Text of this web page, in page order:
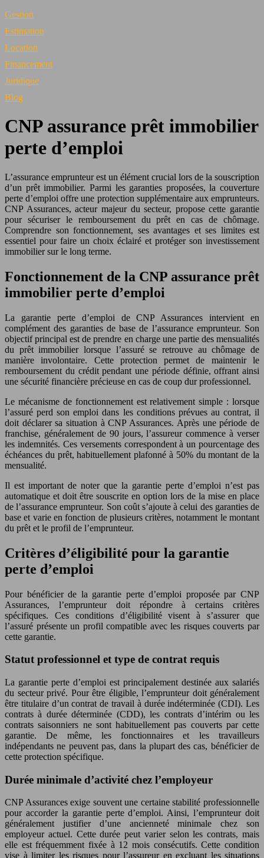
Gestion
Estimation
Location
Financement
Juridique
Blog
CNP assurance prêt immobilier
perte d’emploi
L’assurance emprunteur est un élément crucial lors de la souscription
d’un prêt immobilier. Parmi les garanties proposées, la couverture
perte d’emploi offre une protection supplémentaire aux emprunteurs.
CNP Assurances, acteur majeur du secteur, propose cette garantie
pour sécuriser le remboursement du prêt en cas de chômage.
Comprendre son fonctionnement, ses avantages et ses limites est
essentiel pour faire un choix éclairé et protéger son investissement
immobilier sur le long terme.
Fonctionnement de la CNP assurance prêt
immobilier perte d’emploi
La garantie perte d’emploi de CNP Assurances intervient en
complément des garanties de base de l’assurance emprunteur. Son
objectif principal est de prendre en charge une partie des mensualités
du prêt immobilier lorsque l’assuré se retrouve au chômage de
manière involontaire. Cette protection permet de maintenir le
remboursement du crédit pendant une période définie, offrant ainsi
une sécurité financière précieuse en cas de coup dur professionnel.
Le mécanisme de fonctionnement est relativement simple : lorsque
l’assuré perd son emploi dans les conditions prévues au contrat, il
doit déclarer sa situation à CNP Assurances. Après une période de
franchise, généralement de 90 jours, l’assureur commence à verser
les indemnités. Ces versements correspondent à un pourcentage des
échéances du prêt, habituellement plafonné à 50% du montant de la
mensualité.
Il est important de noter que la garantie perte d’emploi n’est pas
automatique et doit être souscrite en option lors de la mise en place
de l’assurance emprunteur. Son coût s’ajoute à celui des garanties de
base et varie en fonction de plusieurs critères, notamment le montant
du prêt et le profil de l’emprunteur.
Critères d’éligibilité pour la garantie
perte d’emploi
Pour bénéficier de la garantie perte d’emploi proposée par CNP
Assurances, l’emprunteur doit répondre à certains critères
spécifiques. Ces conditions d’éligibilité visent à s’assurer que
l’assuré présente un profil compatible avec les risques couverts par
cette garantie.
Statut professionnel et type de contrat requis
La garantie perte d’emploi est principalement destinée aux salariés
du secteur privé. Pour être éligible, l’emprunteur doit généralement
être titulaire d’un contrat de travail à durée indéterminée (CDI). Les
contrats à durée déterminée (CDD), les contrats d’intérim ou les
contrats saisonniers ne sont habituellement pas couverts par cette
garantie. De même, les fonctionnaires et les travailleurs
indépendants ne peuvent pas, dans la plupart des cas, bénéficier de
cette protection spécifique.
Durée minimale d’activité chez l’employeur
CNP Assurances exige souvent une certaine stabilité professionnelle
pour accorder la garantie perte d’emploi. Ainsi, l’emprunteur doit
généralement justifier d’une ancienneté minimale chez son
employeur actuel. Cette durée peut varier selon les contrats, mais
elle est fréquemment fixée à 12 mois consécutifs. Cette condition
vise à limiter les risques pour l’assureur en excluant les situations